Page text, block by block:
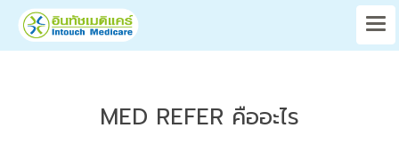
MED REFER คืออะไร